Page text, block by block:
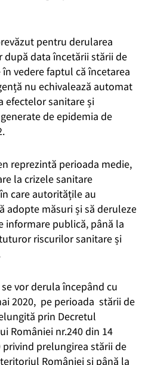
pentru derularea
după data încetării stării de
vedere faptul că încetarea
nu echivalează automat
efectelor sanitare și
de epidemia de
reprezintă perioada medie,
la crizele sanitare
care autoritățile au
adopte măsuri și să deruleze
informare publică, până la
riscurilor sanitare și
vor derula începând cu
2020, pe perioada stării de
prin Decretul
României nr.240 din 14
privind prelungirea stării de
României și până la